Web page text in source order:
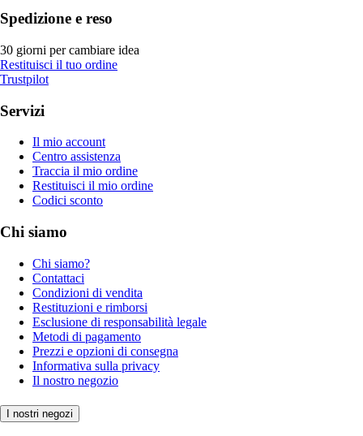
Spedizione e reso
30 giorni per cambiare idea
Restituisci il tuo ordine
Trustpilot
Servizi
Il mio account
Centro assistenza
Traccia il mio ordine
Restituisci il mio ordine
Codici sconto
Chi siamo
Chi siamo?
Contattaci
Condizioni di vendita
Restituzioni e rimborsi
Esclusione di responsabilità legale
Metodi di pagamento
Prezzi e opzioni di consegna
Informativa sulla privacy
Il nostro negozio
I nostri negozi